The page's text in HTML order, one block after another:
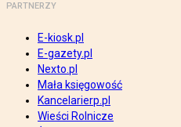
PARTNERZY
E-kiosk.pl
E-gazety.pl
Nexto.pl
Mała księgowość
Kancelarierp.pl
Wieści Rolnicze